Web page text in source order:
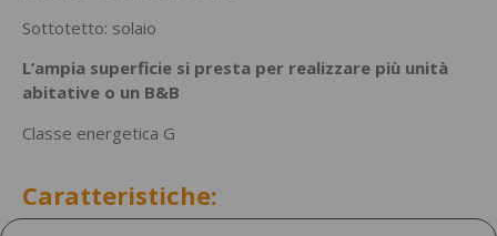
Sottotetto: solaio
L’ampia superficie si presta per realizzare più unità
abitative o un B&B
Classe energetica G
Caratteristiche: